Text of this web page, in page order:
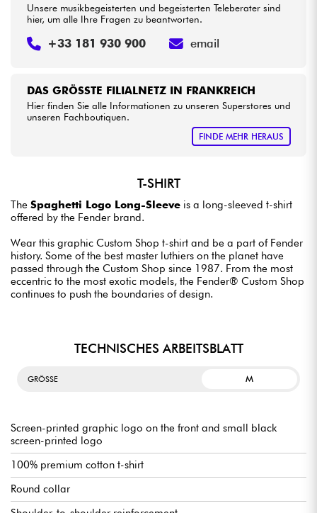
Sehen Sie sich unsere Marken an
DAS GRÖSSTE FILIALNETZ IN FRANKREICH
Hier finden Sie alle Informationen zu unseren Superstores und
unseren Fachboutiquen.
FINDE MEHR HERAUS
Unsere musikbegeisterten und begeisterten Teleberater sind
hier, um alle Ihre Fragen zu beantworten.
+33 181 930 900 email
T-SHIRT
The Spaghetti Logo Long-Sleeve is a long-sleeved t-shirt
offered by the Fender brand.
Wear this graphic Custom Shop t-shirt and be a part of Fender
history. Some of the best master luthiers on the planet have
passed through the Custom Shop since 1987. From the most
eccentric to the most exotic models, the Fender® Custom Shop
continues to push the boundaries of design.
TECHNISCHES ARBEITSBLATT
GRÖSSE M
Screen-printed graphic logo on the front and small black
screen-printed logo
100% premium cotton t-shirt
Round collar